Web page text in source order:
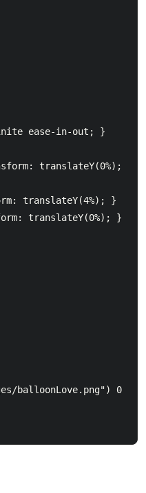
ease-in-out; }
translateY(0%);
}
}
balloonLove.png") 0